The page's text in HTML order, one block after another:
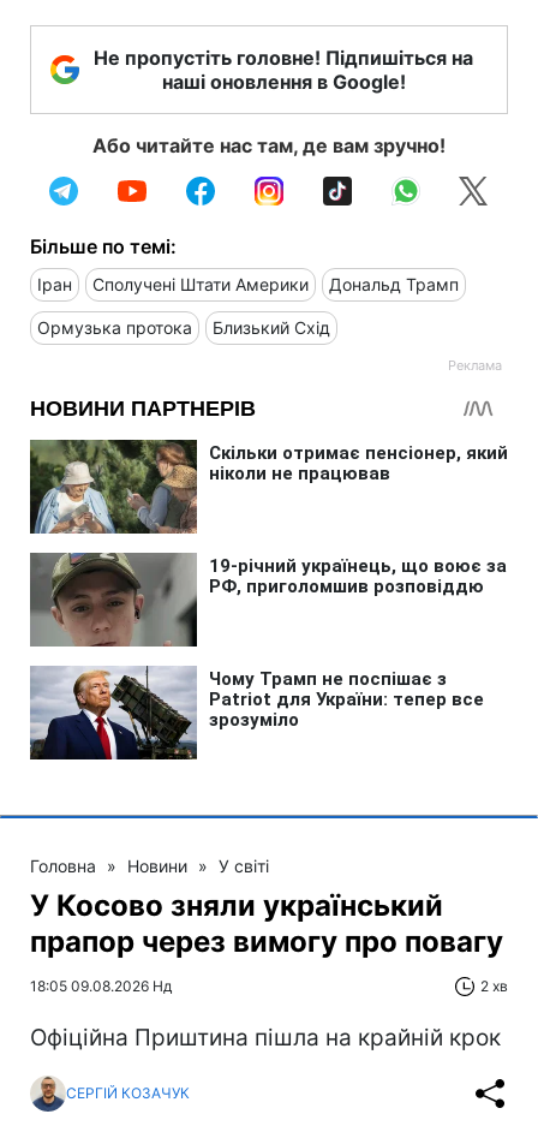
Не пропустіть головне! Підпишіться на
наші оновлення в Google!
Або читайте нас там, де вам зручно!
Більше по темі:
Іран Сполучені Штати Америки Дональд Трамп
Ормузька протока Близький Схід
Головна » Новини » У світі
У Косово зняли український
прапор через вимогу про повагу
18:05 09.08.2026 Нд 2 хв
Офіційна Приштина пішла на крайній крок
СЕРГІЙ КОЗАЧУК